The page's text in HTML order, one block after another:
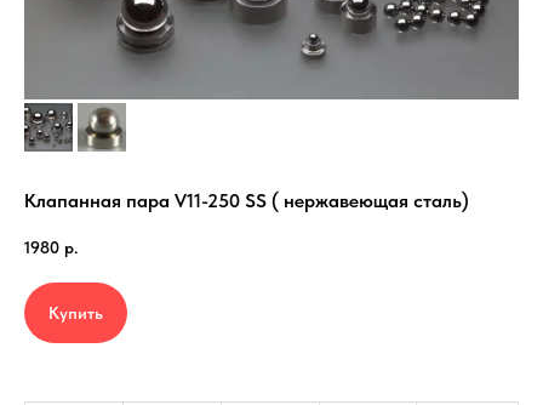
Клапанная пара V11-250 SS ( нержавеющая сталь)
1980 р.
Купить